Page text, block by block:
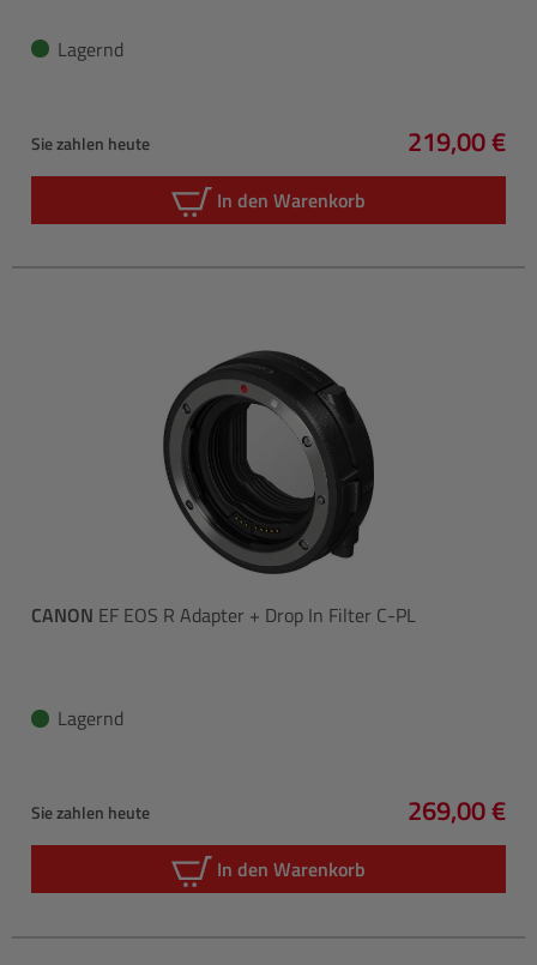
Lagernd
Sie zahlen heute
Regulärer
219,00 €
In den Warenkorb
CANON EF EOS R Adapter + Drop In Filter C-PL
Lagernd
Sie zahlen heute
Regulärer
269,00 €
In den Warenkorb